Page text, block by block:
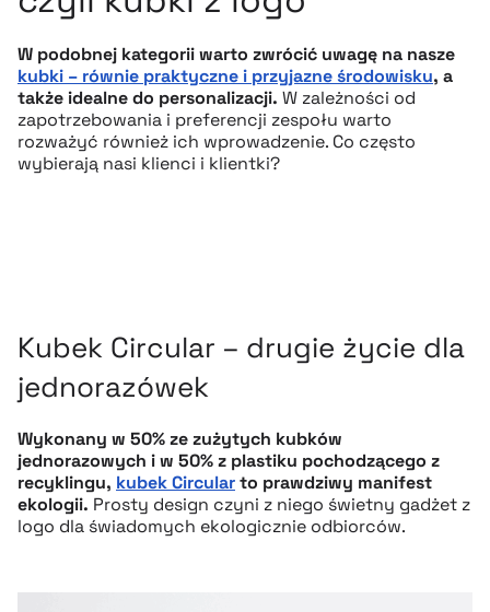
W podobnej kategorii warto zwrócić uwagę na nasze
kubki – równie praktyczne i przyjazne środowisku, a
także idealne do personalizacji. W zależności od
zapotrzebowania i preferencji zespołu warto
rozważyć również ich wprowadzenie. Co często
wybierają nasi klienci i klientki?
Kubek Circular – drugie życie dla
jednorazówek
Wykonany w 50% ze zużytych kubków
jednorazowych i w 50% z plastiku pochodzącego z
recyklingu, kubek Circularto prawdziwy manifest
ekologii. Prosty design czyni z niego świetny gadżet z
logo dla świadomych ekologicznie odbiorców.